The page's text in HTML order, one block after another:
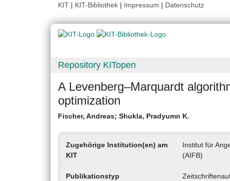
KIT | KIT-Bibliothek | Impressum | Datenschutz
Repository KITopen
A Levenberg–Marquardt
optimization
Fischer, Andreas; Shukla, Pradyumn K.
Zugehörige Institution(en) am
KIT
Institut für
(AIFB)
Publikationstyp